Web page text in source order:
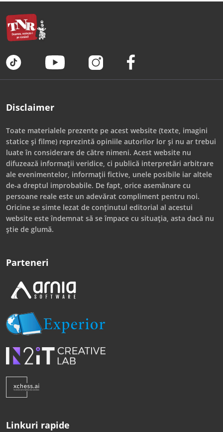
Disclaimer
Toate materialele prezente pe acest website (texte, imagini
statice și filme) reprezintă opiniile autorilor lor și nu ar trebui
luate în considerare de către nimeni. Acest website nu
difuzează informații veridice, ci publică interpretări arbitrare
ale evenimentelor, informații fictive, unele posibile iar altele
de-a dreptul improbabile. De fapt, orice asemănare cu
persoane reale este un adevărat compliment pentru noi.
Oricine se simte lezat de conținutul editorial al acestui
website este îndemnat să se împace cu situația, asta dacă nu
știe de glumă.
Parteneri
Linkuri rapide